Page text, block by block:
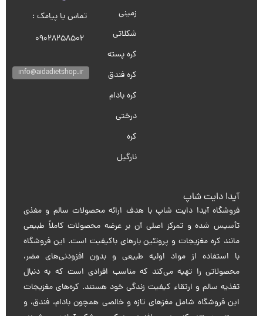
زمینی
شکلاتی
کره پسته
کره فندق
کره بادام
درختی
کره
نارگیل
تماس یا پیامک :
09028258502
info@aidadietshop.ir
آیدا دایت شاپ
فروشگاه آیدا دایت شاپ با هدف ارائه محصولات سالم و مغذی
تأسیس شده و تمرکز اصلی آن بر عرضه محصولات کاملاً طبیعی
مانند کره مغزیجات و پروتئین بارهای باکیفیت است. این فروشگاه
با استفاده از مواد اولیه طبیعی و بدون افزودنی‌های مضر،
محصولاتی را تهیه می‌کند که مناسب افرادی است که به دنبال
تغذیه سالم و ارتقاء کیفیت زندگی خود هستند. کره‌های مغزیجات
این فروشگاه شامل مغزهای تازه و خالصی همچون بادام، فندق، و